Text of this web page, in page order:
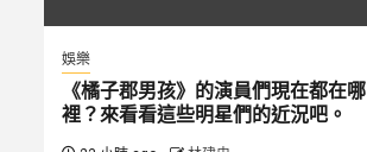
娛樂
《橘子郡男孩》的演員們現在都在哪
裡？來看看這些明星們的近況吧。